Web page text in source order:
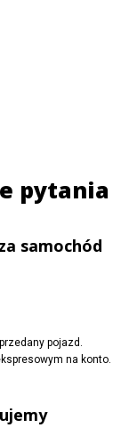
pytania
samochód
pojazd.
na konto.